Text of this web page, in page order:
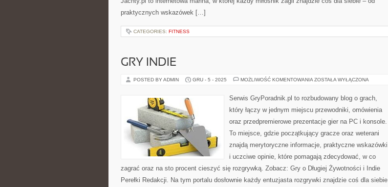
praktycznych wskazówek […]
CATEGORIES: FITNESS
GRY INDIE
POSTED BY ADMIN GRU - 5 - 2025 MOŻLIWOŚĆ KOMENTOWANIA GRY
ZOSTAŁA WYŁĄCZONA
Serwis GryPoradnik.pl to rozbudowany blog o grach,
który łączy w jednym miejscu przewodniki, omówienia
oraz przedpremierowe prezentacje gier na PC i konsole.
To miejsce, gdzie początkujący gracze oraz weterani
znajdą merytoryczne informacje, praktyczne wskazówki
i uczciwe opinie, które pomagają zdecydować, w co
zagrać oraz na sto procent cieszyć się rozgrywką. Zobacz: Gry o Długiej Żywotności i Indie
Perełki Redakcji. Na tym portalu dosłownie każdy entuzjasta rozgrywki znajdzie coś dla siebie